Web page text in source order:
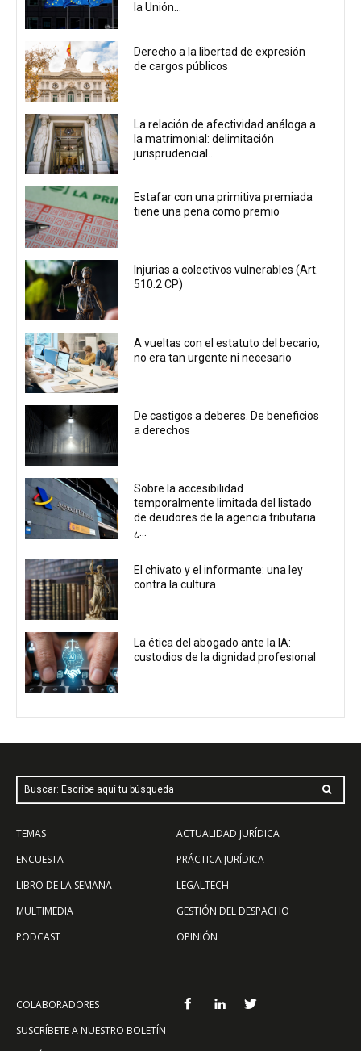
la Unión...
Derecho a la libertad de expresión
de cargos públicos
La relación de afectividad análoga a
la matrimonial: delimitación
jurisprudencial...
Estafar con una primitiva premiada
tiene una pena como premio
Injurias a colectivos vulnerables (Art.
510.2 CP)
A vueltas con el estatuto del becario;
no era tan urgente ni necesario
De castigos a deberes. De beneficios
a derechos
Sobre la accesibilidad
temporalmente limitada del listado
de deudores de la agencia tributaria.
¿...
El chivato y el informante: una ley
contra la cultura
La ética del abogado ante la IA:
custodios de la dignidad profesional
Buscar: Escribe aquí tu búsqueda
TEMAS
ENCUESTA
LIBRO DE LA SEMANA
MULTIMEDIA
PODCAST
ACTUALIDAD JURÍDICA
PRÁCTICA JURÍDICA
LEGALTECH
GESTIÓN DEL DESPACHO
OPINIÓN
COLABORADORES
SUSCRÍBETE A NUESTRO BOLETÍN